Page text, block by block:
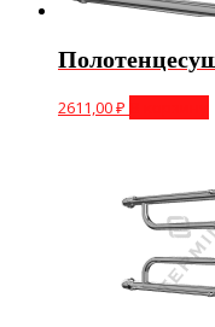
2611,00₽